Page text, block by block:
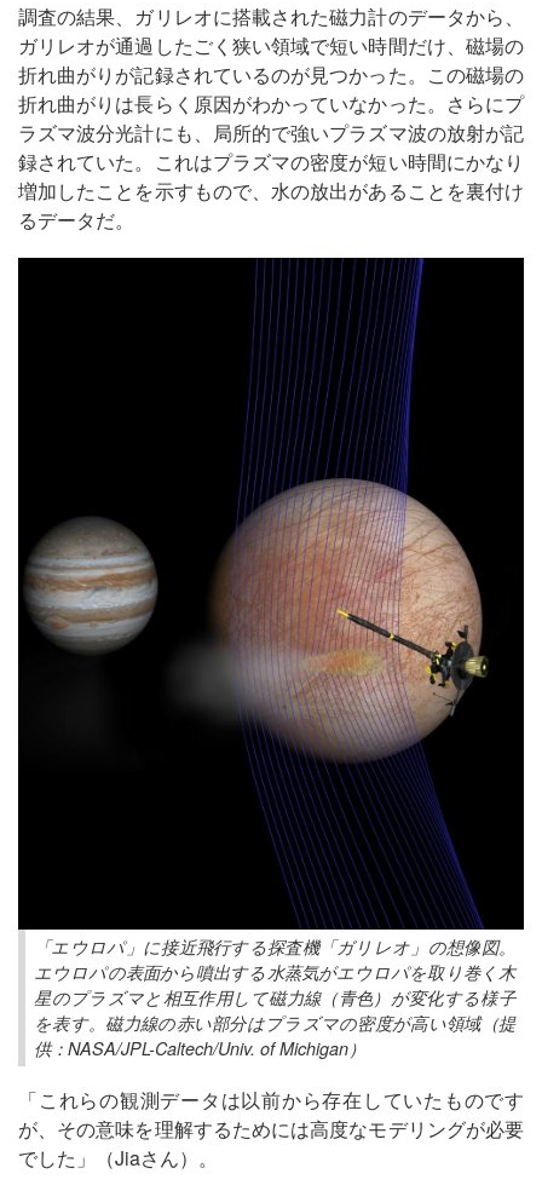
調査の結果、ガリレオに搭載された磁力計のデータから、
ガリレオが通過したごく狭い領域で短い時間だけ、磁場の
折れ曲がりが記録されているのが見つかった。この磁場の
折れ曲がりは長らく原因がわかっていなかった。さらにプ
ラズマ波分光計にも、局所的で強いプラズマ波の放射が記
録されていた。これはプラズマの密度が短い時間にかなり
増加したことを示すもので、水の放出があることを裏付け
るデータだ。
「エウロパ」に接近飛行する探査機「ガリレオ」の想像図。
エウロパの表面から噴出する水蒸気がエウロパを取り巻く木
星のプラズマと相互作用して磁力線（青色）が変化する様子
を表す。磁力線の赤い部分はプラズマの密度が高い領域（提
供：NASA/JPL-Caltech/Univ. of Michigan）
「これらの観測データは以前から存在していたものです
が、その意味を理解するためには高度なモデリングが必要
でした」（Jiaさん）。